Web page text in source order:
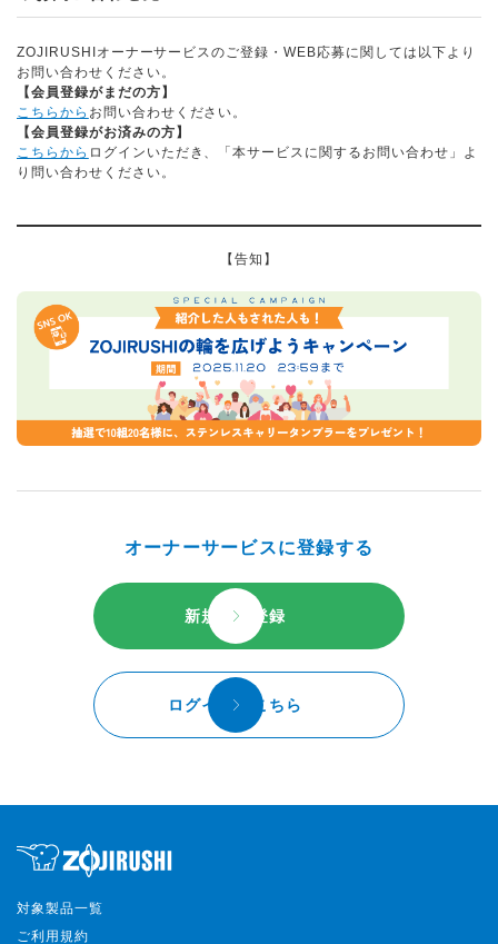
ZOJIRUSHIオーナーサービスのご登録・WEB応募に関しては以下より
お問い合わせください。
【会員登録がまだの方】
こちらから お問い合わせください。
【会員登録がお済みの方】
こちらから ログインいただき、「本サービスに関するお問い合わせ」よ
り問い合わせください。
【告知】
オーナーサービスに登録する
新規会員登録
ログインはこちら
対象製品一覧
ご利用規約